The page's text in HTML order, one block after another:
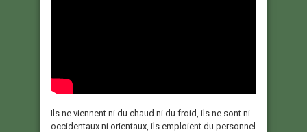
Ils ne viennent ni du chaud ni du froid, ils ne sont ni
occidentaux ni orientaux, ils emploient du personnel